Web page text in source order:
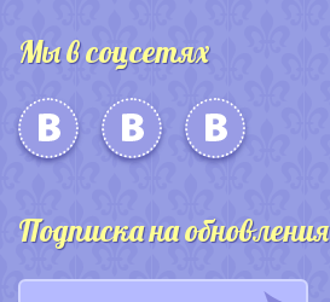
Мы в соцсетях
Подписка на обновления